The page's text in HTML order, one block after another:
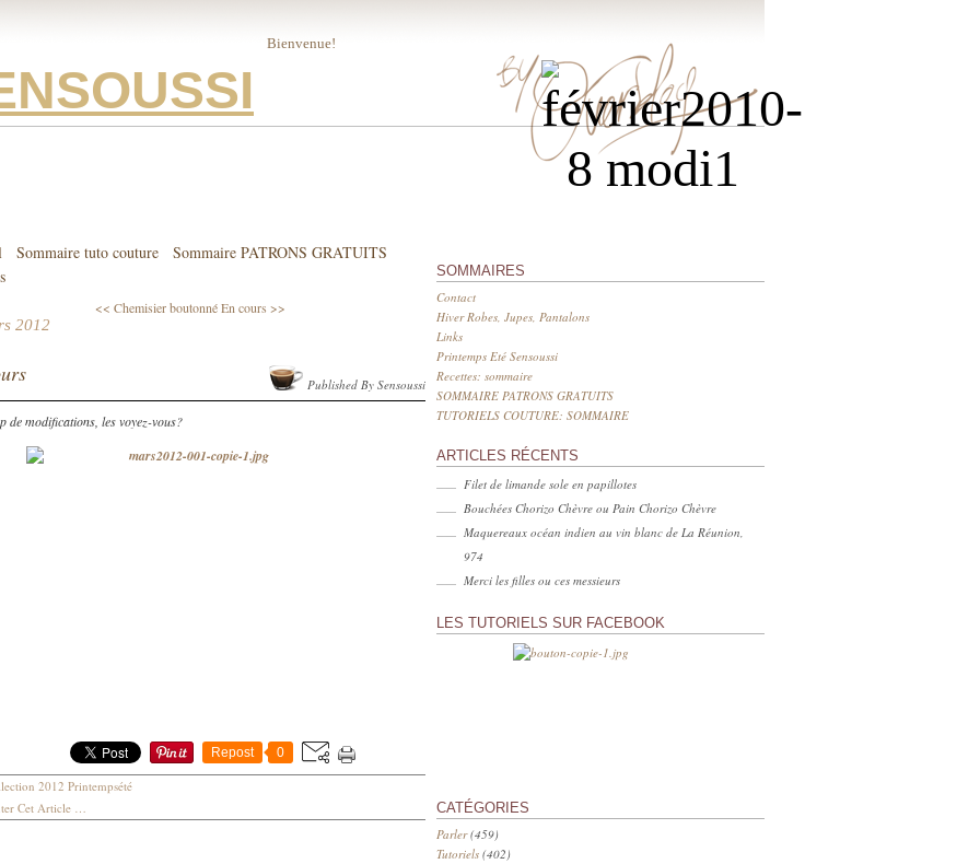
Bienvenue!
Sommaire tuto couture
Sommaire PATRONS GRATUITS
<< Chemisier boutonnéEn cours >>
2012
de modifications, les voyez-vous?
Repost 0
Published By Sensoussi
2012 Printempsété
Cet Article …
SOMMAIRES
Contact
Hiver Robes, Jupes, Pantalons
Links
Printemps Eté Sensoussi
Recettes: sommaire
SOMMAIRE PATRONS GRATUITS
TUTORIELS COUTURE: SOMMAIRE
ARTICLES RÉCENTS
Filet de limande sole en papillotes
Bouchées Chorizo Chèvre ou Pain Chorizo Chèvre
Maquereaux océan indien au vin blanc de La Réunion,
974
Merci les filles ou ces messieurs
LES TUTORIELS SUR FACEBOOK
CATÉGORIES
Parler(459)
Tutoriels (402)